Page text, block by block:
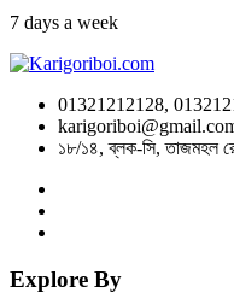
7 days a week
01321212128,
১৮/১৪, ব্লক-সি, তাজমহল
Explore By